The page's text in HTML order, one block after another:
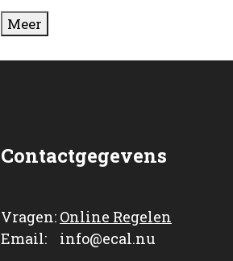
Meer
Contactgegevens
Vragen: Online Regelen
Email: info@ecal.nu